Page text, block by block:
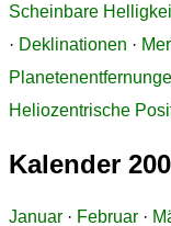
Scheinbare
· Deklinationen ·
Heliozentrische
Kalender
Januar · Februar ·